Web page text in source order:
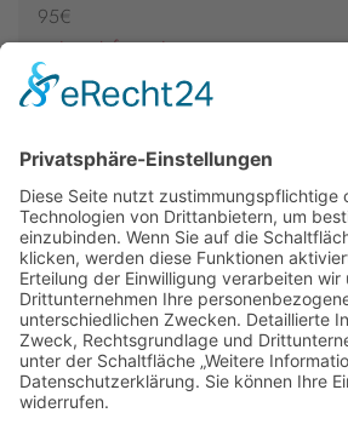
95€
weitere Informationen
Newsletter
Presse
Anfahrt
Partner
Schutzkonzept